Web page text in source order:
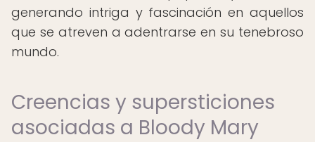
generando intriga y fascinación en aquellos
que se atreven a adentrarse en su tenebroso
mundo.
Creencias y supersticiones
asociadas a Bloody Mary